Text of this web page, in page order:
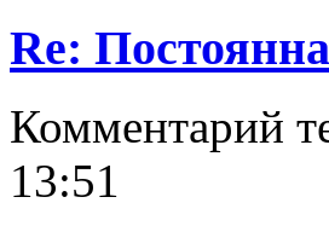
Re:
Комментарий
13:51